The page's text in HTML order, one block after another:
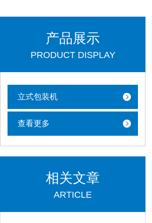
产品展示
PRODUCT DISPLAY
立式包装机
查看更多
相关文章
ARTICLE